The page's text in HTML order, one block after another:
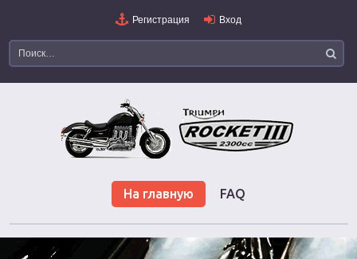
Регистрация Вход
На главную FAQ